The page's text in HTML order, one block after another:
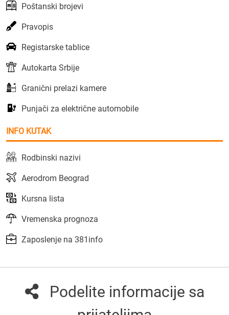
Poštanski brojevi
Pravopis
Registarske tablice
Autokarta Srbije
Granični prelazi kamere
Punjači za električne automobile
INFO KUTAK
Rodbinski nazivi
Aerodrom Beograd
Kursna lista
Vremenska prognoza
Zaposlenje na 381info
Podelite informacije sa